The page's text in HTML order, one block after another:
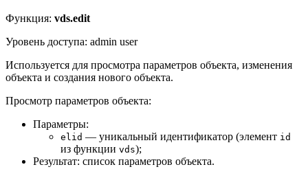
Функция: vds.edit
Уровень доступа: admin user
Используется для просмотра параметров объекта, изменения
объекта и создания нового объекта.
Просмотр параметров объекта:
Параметры:
elid — уникальный идентификатор (элемент id
из функции vds);
Результат: список параметров объекта.